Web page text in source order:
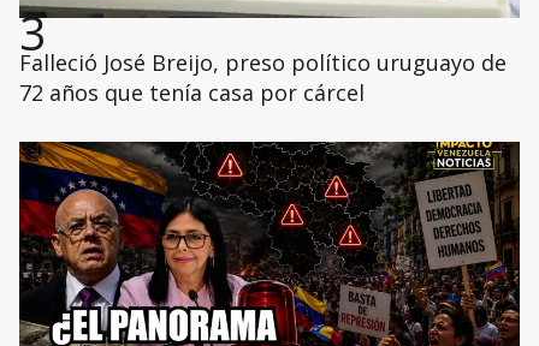
3
Falleció José Breijo, preso político uruguayo de
72 años que tenía casa por cárcel